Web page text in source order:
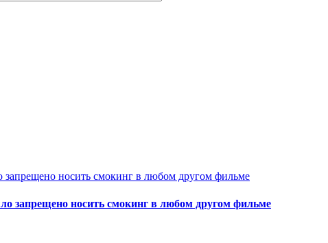
запрещено носить смокинг в любом другом фильме